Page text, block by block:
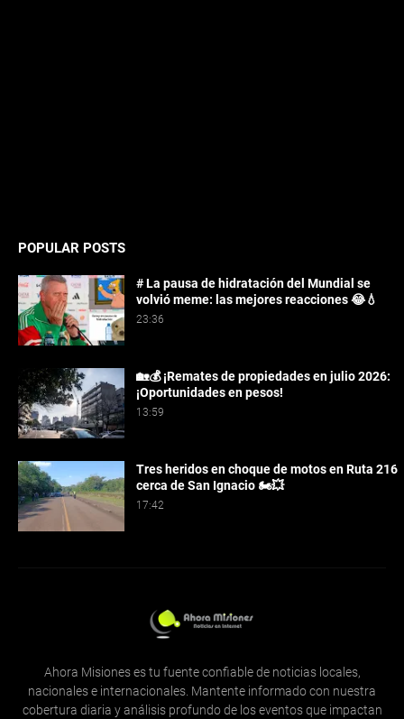
POPULAR POSTS
# La pausa de hidratación del Mundial se
volvió meme: las mejores reacciones 😂💧
23:36
🏡💰 ¡Remates de propiedades en julio 2026:
¡Oportunidades en pesos!
13:59
Tres heridos en choque de motos en Ruta 216
cerca de San Ignacio 🏍️💥
17:42
Ahora Misiones es tu fuente confiable de noticias locales,
nacionales e internacionales. Mantente informado con nuestra
cobertura diaria y análisis profundo de los eventos que impactan